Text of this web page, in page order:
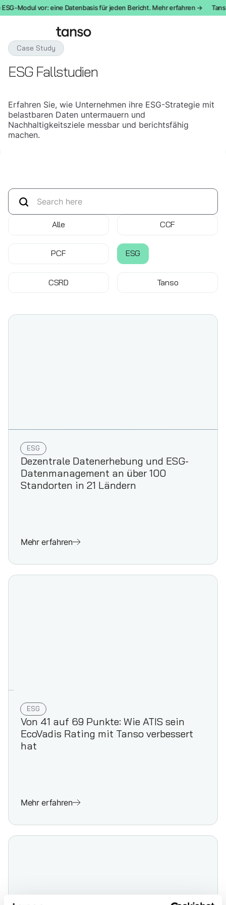
Modul vor: eine Datenbasis für jeden Bericht. Mehr erfahren →
Case Study
ESG Fallstudien
Erfahren Sie, wie Unternehmen ihre ESG-Strategie mit
belastbaren Daten untermauern und
Nachhaltigkeitsziele messbar und berichtsfähig
machen.
Alle CCF
PCF ESG
CSRD Tanso
ESG
Dezentrale Datenerhebung und ESG-
Datenmanagement an über 100
Standorten in 21 Ländern
Mehr erfahren
ESG
Von 41 auf 69 Punkte: Wie ATIS sein
EcoVadis Rating mit Tanso verbessert
hat
Mehr erfahren